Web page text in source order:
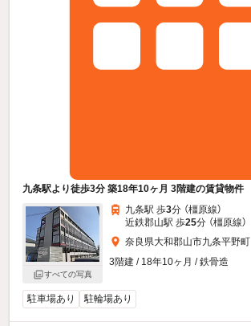
九条駅より徒歩3分 築18年10ヶ月 3階建の賃貸物件
すべての写真
九条駅 歩3分 （橿原線）
近鉄郡山駅 歩25分 （橿原線）
奈良県大和郡山市九条平野町
3階建 / 18年10ヶ月 / 鉄骨造
駐車場あり 駐輪場あり